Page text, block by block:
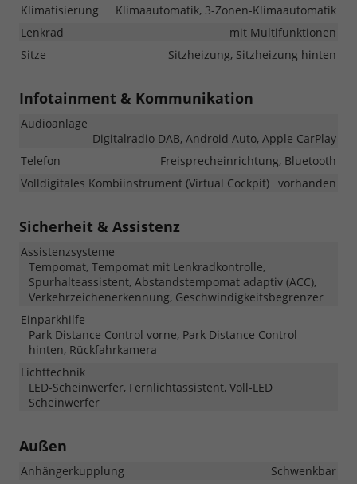
Klimatisierung
Klimaautomatik, 3-Zonen-Klimaautomatik
Lenkrad
mit Multifunktionen
Sitze
Sitzheizung, Sitzheizung hinten
Infotainment & Kommunikation
Audioanlage
Digitalradio DAB, Android Auto, Apple CarPlay
Telefon
Freisprecheinrichtung, Bluetooth
Volldigitales Kombiinstrument (Virtual Cockpit) vorhanden
Sicherheit & Assistenz
Assistenzsysteme
Tempomat, Tempomat mit Lenkradkontrolle,
Spurhalteassistent, Abstandstempomat adaptiv (ACC),
Verkehrzeichenerkennung, Geschwindigkeitsbegrenzer
Einparkhilfe
Park Distance Control vorne, Park Distance Control
hinten, Rückfahrkamera
Lichttechnik
LED-Scheinwerfer, Fernlichtassistent, Voll-LED
Scheinwerfer
Außen
Anhängerkupplung
Schwenkbar